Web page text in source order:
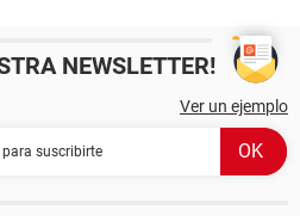
NEWSLETTER!
Ver un ejemplo